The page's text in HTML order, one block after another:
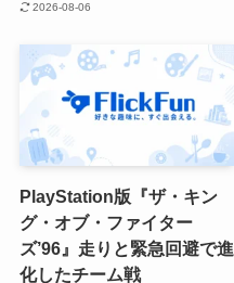
2026-08-06
PlayStation版『ザ・キン
グ・オブ・ファイター
ズ’96』走りと緊急回避で進
化したチーム戦